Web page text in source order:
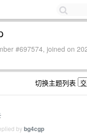
#697574, joined on
切换主题列表
bybg4cgp